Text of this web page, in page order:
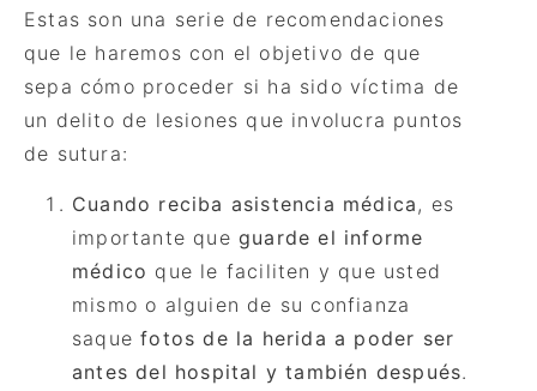
Estas son una serie de recomendaciones
que le haremos con el objetivo de que
sepa cómo proceder si ha sido víctima de
un delito de lesiones que involucra puntos
de sutura:
Cuando reciba asistencia médica , es
importante que guarde el informe
médico que le faciliten y que usted
mismo o alguien de su confianza
saquefotos de la herida a poder ser
antes del hospital y también después.